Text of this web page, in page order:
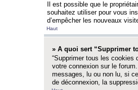
Il est possible que le
souhaitez utiliser pour vous
d’empêcher les nouveaux
Haut
» A quoi sert “Supprimer
“Supprimer tous les cookies
votre connexion sur le
messages, lu ou non lu, si
de déconnexion, la